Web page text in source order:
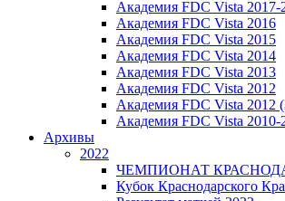
Академия FDC Vista 2017-
Академия FDC Vista 2016
Академия FDC Vista 2015
Академия FDC Vista 2014
Академия FDC Vista 2013
Академия FDC Vista 2012
Академия FDC Vista 2012
Академия FDC Vista 2010-
Архивы
2022
ЧЕМПИОНАТ
Кубок Краснодарского